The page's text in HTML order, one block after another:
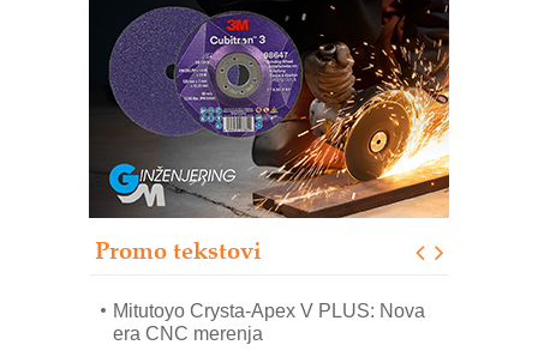
Promo tekstovi
Automatizacija pakovanja · Display
(Shelf-Ready) omotnice
Potpuna efikasnost bez složenih
sistema
Trajna oznaka kao dugoročna korist
Bezbednost na prvom mestu!
IB BLUMENAUER - više od 40 godina
poverenja u industriji
Art Utopia Studio – vizuelne priče
Mitutoyo Crysta-Apex V PLUS: Nova
era CNC merenja